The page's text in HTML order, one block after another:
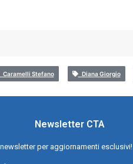
Stefano Diana Giorgio
Newsletter CTA
per aggiornamenti esclusivi!